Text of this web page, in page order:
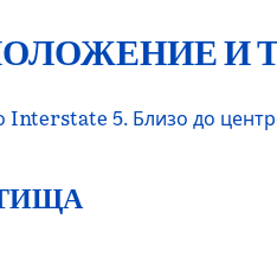
И
5. Близо до